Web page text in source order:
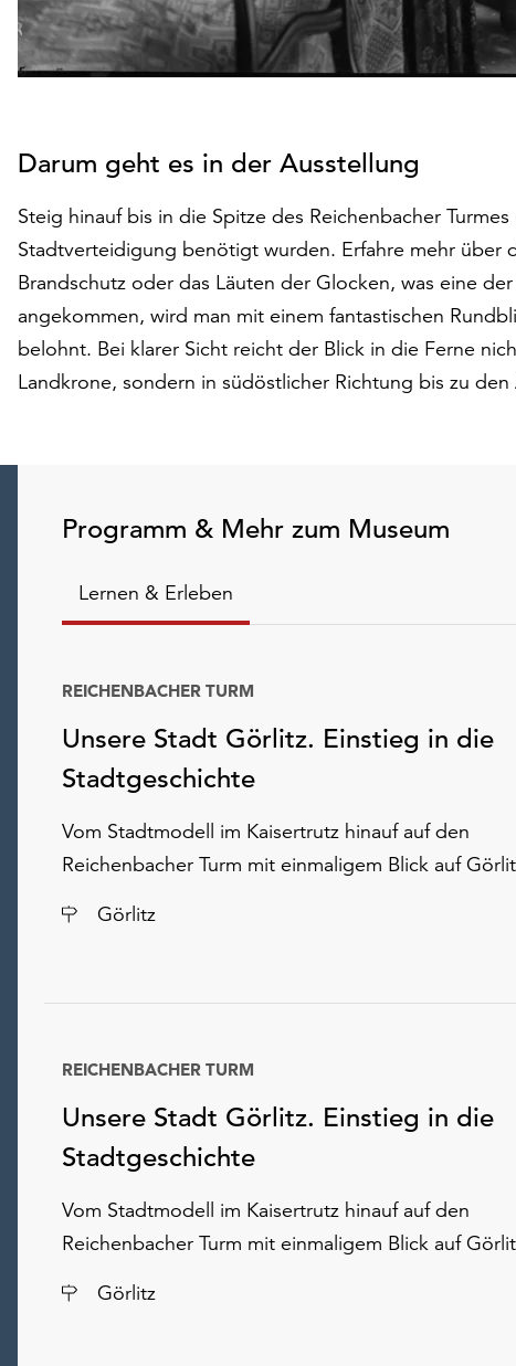
Darum geht es in der Ausstellung
Steig hinauf bis in die Spitze des Reichenbacher
Stadtverteidigung benötigt wurden. Erfahre mehr über
Brandschutz oder das Läuten der Glocken, was eine
angekommen, wird man mit einem fantastischen
belohnt. Bei klarer Sicht reicht der Blick in die Ferne
Landkrone, sondern in südöstlicher Richtung bis zu
Programm & Mehr zum Museum
Lernen & Erleben
Unsere Stadt Görlitz. Einstieg in die
Stadtgeschichte
REICHENBACHER TURM
Vom Stadtmodell im Kaisertrutz hinauf auf den
Reichenbacher Turm mit einmaligem Blick auf
Ort
Görlitz
Unsere Stadt Görlitz. Einstieg in die
Stadtgeschichte
REICHENBACHER TURM
Vom Stadtmodell im Kaisertrutz hinauf auf den
Reichenbacher Turm mit einmaligem Blick auf
Ort
Görlitz